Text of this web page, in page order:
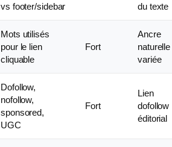
vs footer/sidebar
du texte
Mots utilisés
pour le lien
cliquable
Fort
Ancre
variée
Dofollow,
nofollow,
sponsored,
UGC
Fort
Lien
dofollow
éditorial